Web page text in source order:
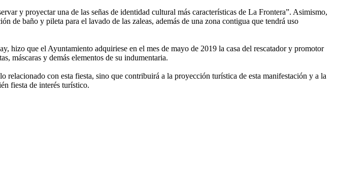
y proyectar una de las señas de identidad cultural más características de La Frontera”. Asimismo,
de baño y pileta para el lavado de las zaleas, además de una zona contigua que tendrá uso
hizo que el Ayuntamiento adquiriese en el mes de mayo de 2019 la casa del rescatador y promotor
máscaras y demás elementos de su indumentaria.
con esta fiesta, sino que contribuirá a la proyección turística de esta manifestación y a la
fiesta de interés turístico.